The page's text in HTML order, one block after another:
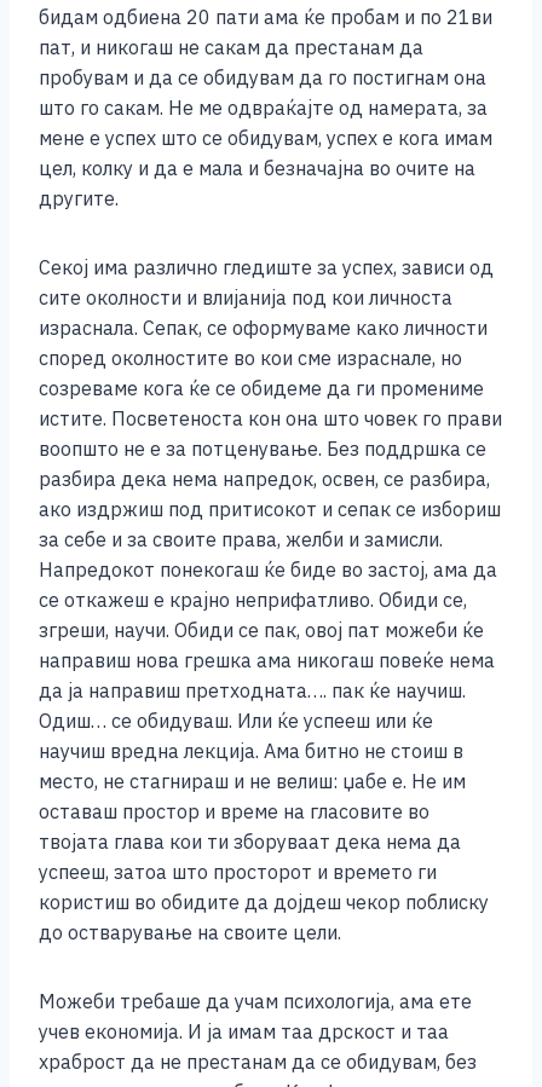
бидам одбиена 20 пати ама ќе пробам и по 21ви
пат, и никогаш не сакам да престанам да
пробувам и да се обидувам да го постигнам она
што го сакам. Не ме одвраќајте од намерата, за
мене е успех што се обидувам, успех е кога имам
цел, колку и да е мала и безначајна во очите на
другите.
Секој има различно гледиште за успех, зависи од
сите околности и влијанија под кои личноста
израснала. Сепак, се оформуваме како личности
според околностите во кои сме израснале, но
созреваме кога ќе се обидеме да ги промениме
истите. Посветеноста кон она што човек го прави
воопшто не е за потценување. Без поддршка се
разбира дека нема напредок, освен, се разбира,
ако издржиш под притисокот и сепак се избориш
за себе и за своите права, желби и замисли.
Напредокот понекогаш ќе биде во застој, ама да
се откажеш е крајно неприфатливо. Обиди се,
згреши, научи. Обиди се пак, овој пат можеби ќе
направиш нова грешка ама никогаш повеќе нема
да ја направиш претходната…. пак ќе научиш.
Одиш… се обидуваш. Или ќе успееш или ќе
научиш вредна лекција. Ама битно не стоиш в
место, не стагнираш и не велиш: џабе е. Не им
оставаш простор и време на гласовите во
твојата глава кои ти зборуваат дека нема да
успееш, затоа што просторот и времето ги
користиш во обидите да дојдеш чекор поблиску
до остварување на своите цели.
Можеби требаше да учам психологија, ама ете
учев економија. И ја имам таа дрскост и таа
храброст да не престанам да се обидувам, без